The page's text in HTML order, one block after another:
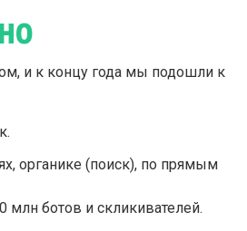
и к концу года мы подошли к
органике (поиск), по прямым
ботов и скликивателей.